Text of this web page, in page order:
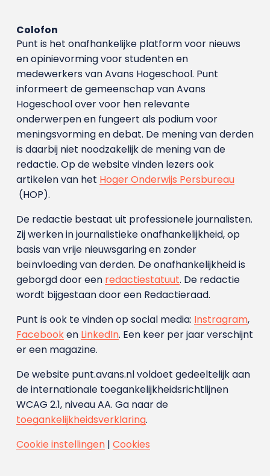
Colofon
Punt is het onafhankelijke platform voor nieuws
en opinievorming voor studenten en
medewerkers van Avans Hoge­school. Punt
informeert de gemeenschap van Avans
Hogeschool over voor hen relevante
onderwerpen en fungeert als podium voor
meningsvorming en debat. De mening van derden
is daarbij niet noodzakelijk de mening van de
redactie. Op de website vinden lezers ook
artikelen van het Hoger Onderwijs Persbureau
(HOP).
De redactie bestaat uit professionele journalisten.
Zij werken in journalistieke onafhankelijkheid, op
basis van vrije nieuwsgaring en zonder
beïnvloeding van derden. De onafhankelijkheid is
geborgd door een redactiestatuut. De redactie
wordt bijgestaan door een Redactieraad.
Punt is ook te vinden op social media: Instragram,
Facebooken LinkedIn. Een keer per jaar verschijnt
er een magazine.
De website punt.avans.nl voldoet gedeeltelijk aan
de internationale toegankelijkheidsrichtlijnen
WCAG 2.1, niveau AA. Ga naar de
toegankelijkheidsverklaring.
Cookie instellingen| Cookies